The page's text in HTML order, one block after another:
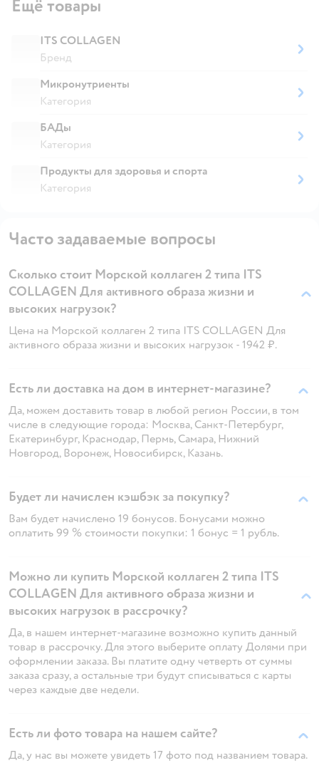
Ещё товары
ITS COLLAGEN
Бренд
Микронутриенты
Категория
БАДы
Категория
Продукты для здоровья и спорта
Категория
Часто задаваемые вопросы
Сколько стоит Морской коллаген 2 типа ITS
COLLAGEN Для активного образа жизни и
высоких нагрузок?
Цена на Морской коллаген 2 типа ITS COLLAGEN Для
активного образа жизни и высоких нагрузок - 1942 ₽.
Есть ли доставка на дом в интернет-магазине?
Да, можем доставить товар в любой регион России, в том
числе в следующие города: Москва, Санкт-Петербург,
Екатеринбург, Краснодар, Пермь, Самара, Нижний
Новгород, Воронеж, Новосибирск, Казань.
Будет ли начислен кэшбэк за покупку?
Вам будет начислено 19 бонусов. Бонусами можно
оплатить 99 % стоимости покупки: 1 бонус = 1 рубль.
Можно ли купить Морской коллаген 2 типа ITS
COLLAGEN Для активного образа жизни и
высоких нагрузок в рассрочку?
Да, в нашем интернет-магазине возможно купить данный
товар в рассрочку. Для этого выберите оплату Долями при
оформлении заказа. Вы платите одну четверть от суммы
заказа сразу, а остальные три будут списываться с карты
через каждые две недели.
Есть ли фото товара на нашем сайте?
Да, у нас вы можете увидеть 17 фото под названием товара.